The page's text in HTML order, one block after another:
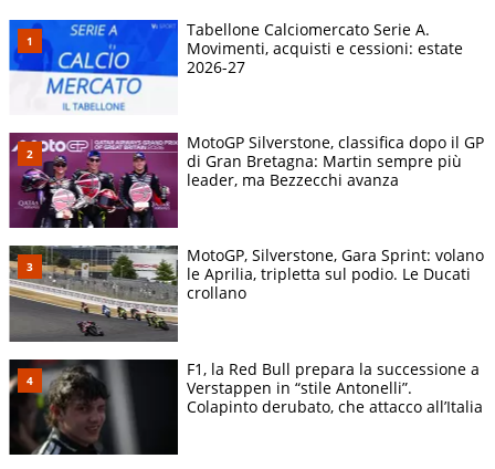
Tabellone Calciomercato Serie A.
Movimenti, acquisti e cessioni: estate
2026-27
MotoGP Silverstone, classifica dopo il GP
di Gran Bretagna: Martin sempre più
leader, ma Bezzecchi avanza
MotoGP, Silverstone, Gara Sprint: volano
le Aprilia, tripletta sul podio. Le Ducati
crollano
F1, la Red Bull prepara la successione a
Verstappen in “stile Antonelli”.
Colapinto derubato, che attacco all’Italia